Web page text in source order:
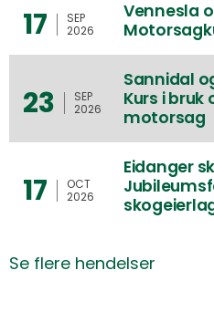
17
SEP
2026
Vennesla
23
SEP
2026
Sannidal
Kurs i bruk
motorsag
17
OCT
2026
Eidanger
Se flere hendelser